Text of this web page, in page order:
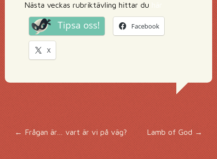
Nästa veckas rubriktävling hittar du
Tipsa oss! Facebook
X
Inläggsnavigering
←Frågan är… vart är vi på väg? Lamb of God→